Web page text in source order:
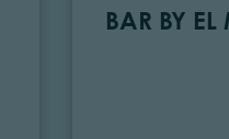
BAR BY